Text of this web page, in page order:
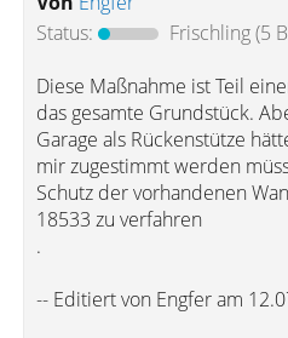
Status:
Frischling(5
Diese Maßnahme ist Teil
das gesamte Grundstück.
Garage als Rückenstütze
mir zugestimmt werden
Schutz der vorhandenen
18533 zu verfahren
.
-- Editiert von Engfer am